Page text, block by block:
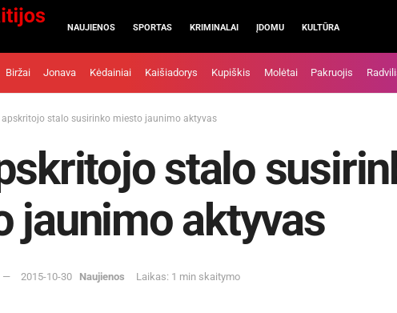
NAUJIENOS SPORTAS KRIMINALAI ĮDOMU KULTŪRA
Biržai Jonava Kėdainiai Kaišiadorys Kupiškis Molėtai Pakruojis
apskritojo stalo susirinko miesto jaunimo aktyvas
stalo
jaunimo aktyvas
2015-10-30 Naujienos Laikas: 1 min skaitymo